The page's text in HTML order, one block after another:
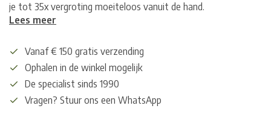
je tot 35x vergroting moeiteloos vanuit de hand.
Lees meer
Vanaf € 150 gratis verzending
Ophalen in de winkel mogelijk
De specialist sinds 1990
Vragen? Stuur ons een WhatsApp